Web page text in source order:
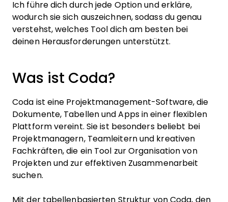
Ich führe dich durch jede Option und erkläre,
wodurch sie sich auszeichnen, sodass du genau
verstehst, welches Tool dich am besten bei
deinen Herausforderungen unterstützt.
Was ist Coda?
Coda ist eine Projektmanagement-Software, die
Dokumente, Tabellen und Apps in einer flexiblen
Plattform vereint. Sie ist besonders beliebt bei
Projektmanagern, Teamleitern und kreativen
Fachkräften, die ein Tool zur Organisation von
Projekten und zur effektiven Zusammenarbeit
suchen.
Mit der tabellenbasierten Struktur von Coda, den